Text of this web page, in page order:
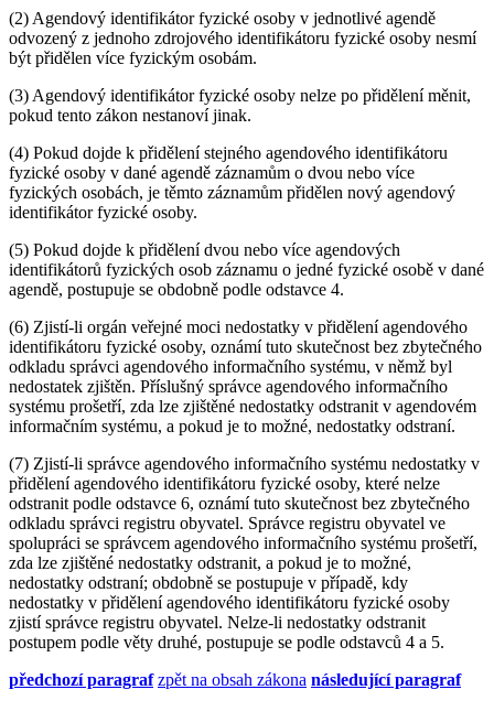
(2) Agendový identifikátor fyzické osoby v jednotlivé agendě
odvozený z jednoho zdrojového identifikátoru fyzické osoby nesmí
být přidělen více fyzickým osobám.
(3) Agendový identifikátor fyzické osoby nelze po přidělení měnit,
pokud tento zákon nestanoví jinak.
(4) Pokud dojde k přidělení stejného agendového identifikátoru
fyzické osoby v dané agendě záznamům o dvou nebo více
fyzických osobách, je těmto záznamům přidělen nový agendový
identifikátor fyzické osoby.
(5) Pokud dojde k přidělení dvou nebo více agendových
identifikátorů fyzických osob záznamu o jedné fyzické osobě v dané
agendě, postupuje se obdobně podle odstavce 4.
(6) Zjistí-li orgán veřejné moci nedostatky v přidělení agendového
identifikátoru fyzické osoby, oznámí tuto skutečnost bez zbytečného
odkladu správci agendového informačního systému, v němž byl
nedostatek zjištěn. Příslušný správce agendového informačního
systému prošetří, zda lze zjištěné nedostatky odstranit v agendovém
informačním systému, a pokud je to možné, nedostatky odstraní.
(7) Zjistí-li správce agendového informačního systému nedostatky v
přidělení agendového identifikátoru fyzické osoby, které nelze
odstranit podle odstavce 6, oznámí tuto skutečnost bez zbytečného
odkladu správci registru obyvatel. Správce registru obyvatel ve
spolupráci se správcem agendového informačního systému prošetří,
zda lze zjištěné nedostatky odstranit, a pokud je to možné,
nedostatky odstraní; obdobně se postupuje v případě, kdy
nedostatky v přidělení agendového identifikátoru fyzické osoby
zjistí správce registru obyvatel. Nelze-li nedostatky odstranit
postupem podle věty druhé, postupuje se podle odstavců 4 a 5.
předchozí paragraf zpět na obsah zákona následující paragraf